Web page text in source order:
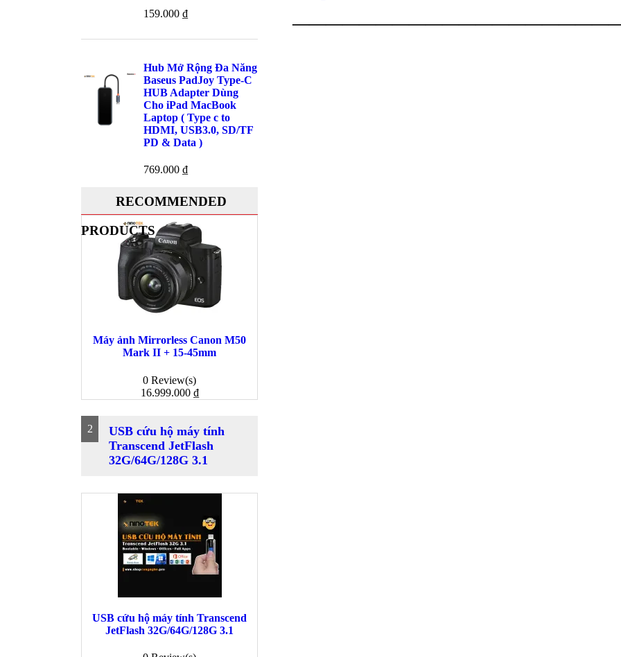
159.000 ₫
Hub Mở Rộng Đa Năng
Baseus PadJoy Type-C
HUB Adapter Dùng
Cho iPad MacBook
Laptop ( Type c to
HDMI, USB3.0, SD/TF
PD & Data )
769.000 ₫
RECOMMENDED
PRODUCTS
Máy ảnh Mirrorless Canon M50
Mark II + 15-45mm
0 Review(s)
16.999.000 ₫
2
USB cứu hộ máy tính
Transcend JetFlash
32G/64G/128G 3.1
USB cứu hộ máy tính Transcend
JetFlash 32G/64G/128G 3.1